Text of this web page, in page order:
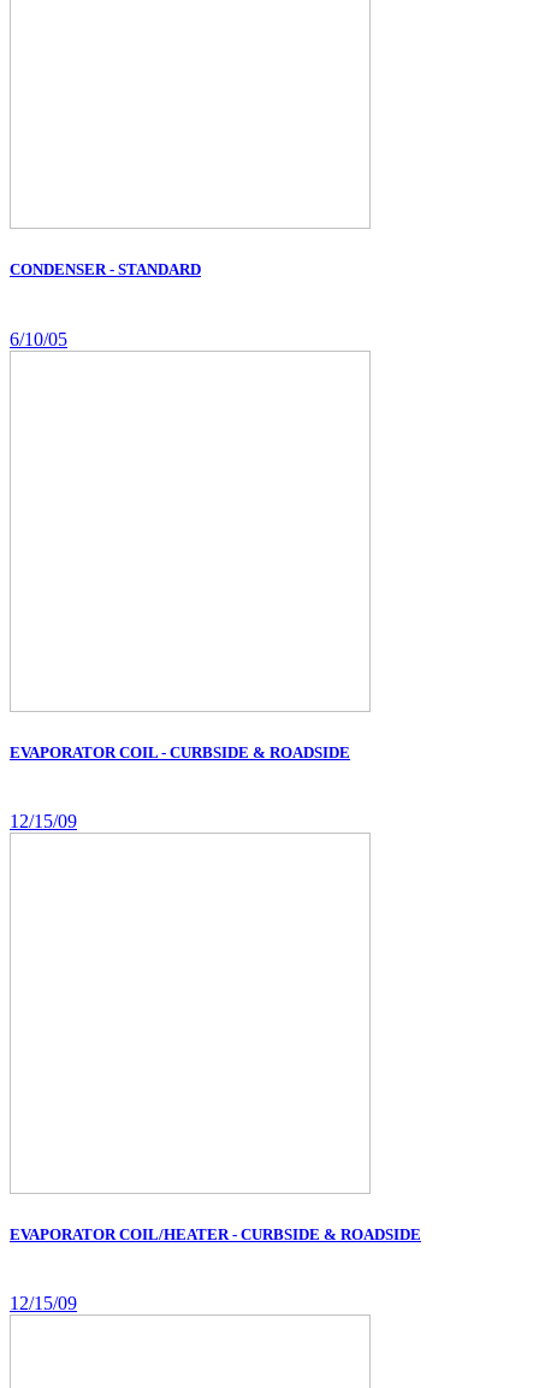
CONDENSER - STANDARD
6/10/05
EVAPORATOR COIL - CURBSIDE & ROADSIDE
12/15/09
EVAPORATOR COIL/HEATER - CURBSIDE & ROADSIDE
12/15/09